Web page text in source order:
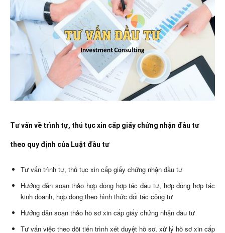
Tư vấn về trình tự, thủ tục xin cấp giấy chứng nhận đầu tư
theo quy định của Luật đầu tư
Tư vấn trình tự, thủ tục xin cấp giấy chứng nhận đầu tư
Hướng dẫn soạn thảo hợp đồng hợp tác đầu tư, hợp đồng hợp tác
kinh doanh, hợp đồng theo hình thức đối tác công tư
Hướng dẫn soạn thảo hồ sơ xin cấp giấy chứng nhận đầu tư
Tư vấn việc theo dõi tiến trình xét duyệt hồ sơ, xử lý hồ sơ xin cấp